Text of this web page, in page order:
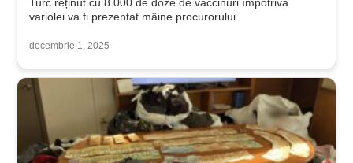
Turc reținut cu 8.000 de doze de vaccinuri împotriva
variolei va fi prezentat mâine procurorului
decembrie 1, 2025